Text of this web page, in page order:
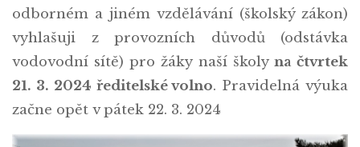
odborném a jiném vzdělávání (školský zákon)
vyhlašuji z provozních důvodů (odstávka
vodovodní sítě) pro žáky naší školy na čtvrtek
21. 3. 2024 ředitelské volno. Pravidelná výuka
začne opět v pátek 22. 3. 2024